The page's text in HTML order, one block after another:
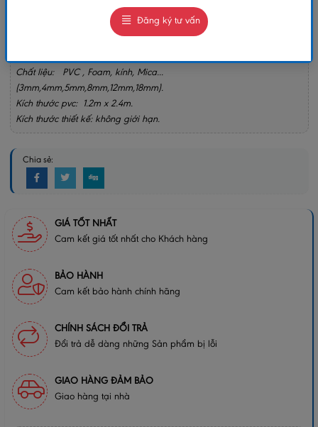
Chất liệu: PVC , Foam, kính, Mica...
(3mm,4mm,5mm,8mm,12mm,18mm).
Kích thước pvc: 1.2m x 2.4m.
Kích thước thiết kế: không giới hạn.
Chia sẻ:
GIÁ TỐT NHẤT
Cam kết giá tốt nhất cho Khách hàng
BẢO HÀNH
Cam kết bảo hành chính hãng
CHÍNH SÁCH ĐỔI TRẢ
Đổi trả dễ dàng những Sản phẩm bị lỗi
GIAO HÀNG ĐẢM BẢO
Giao hàng tại nhà
Đăng ký tư vấn